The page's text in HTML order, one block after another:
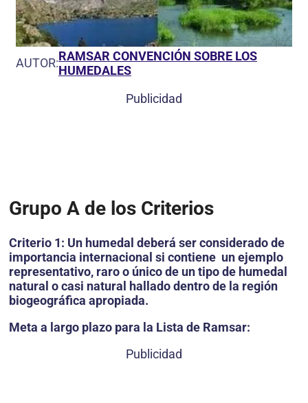
AUTOR:RAMSAR CONVENCIÓN SOBRE LOS
HUMEDALES
Publicidad
Grupo A de los Criterios
Criterio 1: Un humedal deberá ser considerado de
importancia internacional si contiene un ejemplo
representativo, raro o único de un tipo de humedal
natural o casi natural hallado dentro de la región
biogeográfica apropiada.
Meta a largo plazo para la Lista de Ramsar:
Publicidad